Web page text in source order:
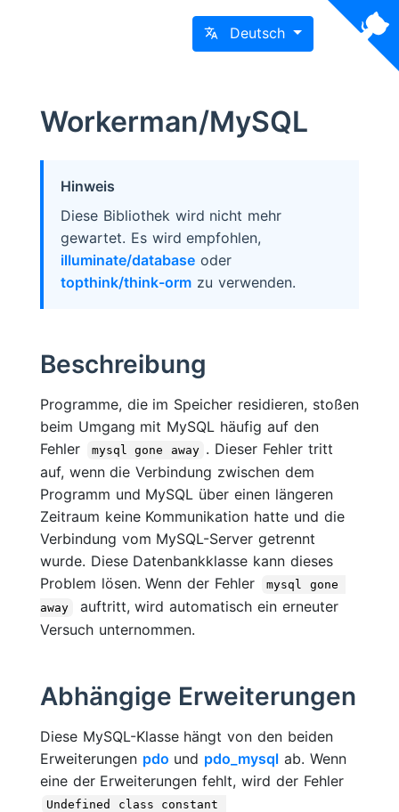
Deutsch
Workerman/MySQL
Hinweis
Diese Bibliothek wird nicht mehr
gewartet. Es wird empfohlen,
illuminate/databaseoder
topthink/think-ormzu verwenden.
Beschreibung
Programme, die im Speicher residieren, stoßen
beim Umgang mit MySQL häufig auf den
Fehler
mysql gone away . Dieser Fehler tritt
auf, wenn die Verbindung zwischen dem
Programm und MySQL über einen längeren
Zeitraum keine Kommunikation hatte und die
Verbindung vom MySQL-Server getrennt
wurde. Diese Datenbankklasse kann dieses
Problem lösen. Wenn der Fehler
mysql gone
away
auftritt, wird automatisch ein erneuter
Versuch unternommen.
Abhängige Erweiterungen
Diese MySQL-Klasse hängt von den beiden
Erweiterungen pdo und pdo_mysql ab. Wenn
eine der Erweiterungen fehlt, wird der Fehler
Undefined class constant